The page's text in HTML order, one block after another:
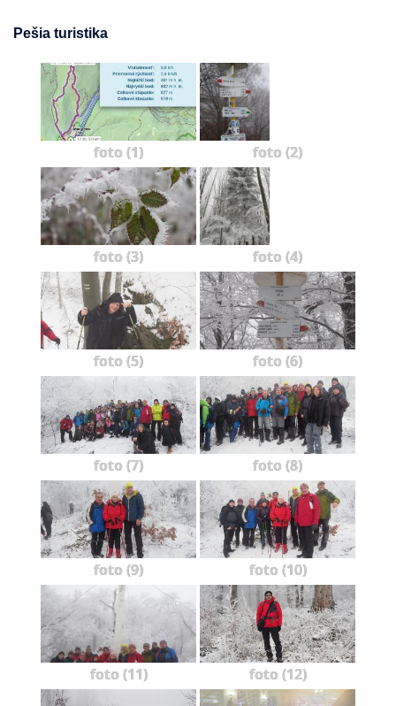
Pešia turistika
foto (1) foto (2)
foto (3) foto (4)
foto (5) foto (6)
foto (7) foto (8)
foto (9) foto (10)
foto (11) foto (12)